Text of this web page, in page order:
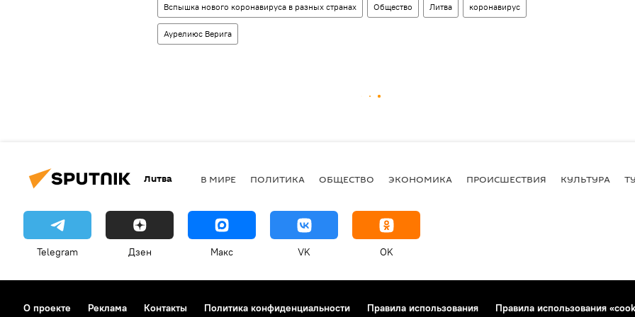
Вспышка нового коронавируса в разных странах Общество Литва коронавирус
Аурелиюс Верига
Литва В МИРЕ ПОЛИТИКА ОБЩЕСТВО ЭКОНОМИКА ПРОИСШЕСТВИЯ КУЛЬТУРА
Telegram Дзен Макс VK OK
О проекте Реклама Контакты Политика конфиденциальности Правила использования Правила использования